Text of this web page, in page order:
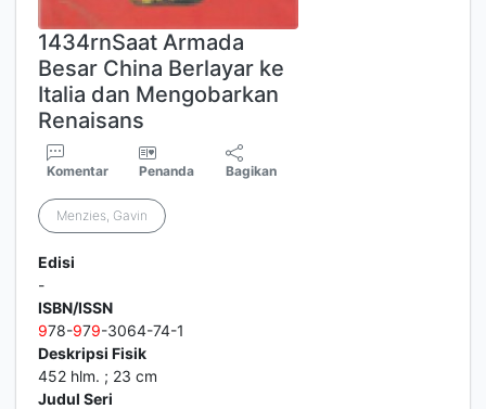
1434rnSaat Armada
Besar China Berlayar ke
Italia dan Mengobarkan
Renaisans
Komentar Penanda Bagikan
Menzies, Gavin
Edisi
-
ISBN/ISSN
978-979-3064-74-1
Deskripsi Fisik
452 hlm. ; 23 cm
Judul Seri